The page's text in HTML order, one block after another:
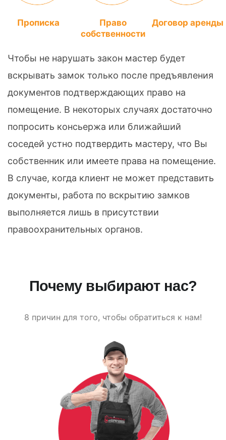
Прописка
Право
собственности
Договор аренды
Чтобы не нарушать закон мастер будет
вскрывать замок только после предъявления
документов подтверждающих право на
помещение. В некоторых случаях достаточно
попросить консьержа или ближайший
соседей устно подтвердить мастеру, что Вы
собственник или имеете права на помещение.
В случае, когда клиент не может представить
документы, работа по вскрытию замков
выполняется лишь в присутствии
правоохранительных органов.
Почему выбирают нас?
8 причин для того, чтобы обратиться к нам!